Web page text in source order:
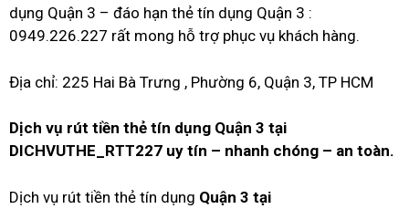
dụng Quận 3 – đáo hạn thẻ tín dụng Quận 3 :
0949.226.227 rất mong hỗ trợ phục vụ khách hàng.
Địa chỉ: 225 Hai Bà Trưng , Phường 6, Quận 3, TP HCM
Dịch vụ rút tiền thẻ tín dụng Quận 3 tại
DICHVUTHE_RTT227 uy tín – nhanh chóng – an toàn.
Dịch vụ rút tiền thẻ tín dụng Quận 3 tại